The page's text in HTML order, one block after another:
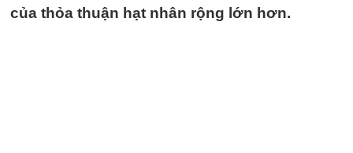
của thỏa thuận hạt nhân rộng lớn hơn.